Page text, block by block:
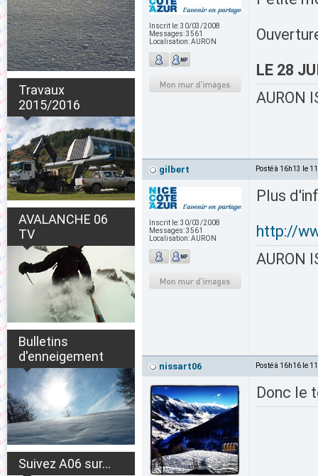
Travaux
2015/2016
AVALANCHE 06
TV
Bulletins
d'enneigement
Suivez A06 sur...
Inscrit le:30/03/2008
Messages:3561
Localisation:AURON
LE 28
AURON
gilbert Posté à 16h13 le
Inscrit le:30/03/2008
Messages:3561
Localisation:AURON
Plus
http://
AURON
nissart06 Posté à 16h16 le
Donc le